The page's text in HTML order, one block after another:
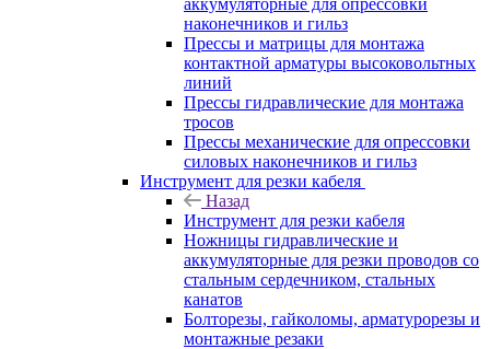
аккумуляторные для опрессовки
наконечников и гильз
Прессы и матрицы для монтажа
контактной арматуры высоковольтных
линий
Прессы гидравлические для монтажа
тросов
Прессы механические для опрессовки
силовых наконечников и гильз
Инструмент для резки кабеля
Назад
Инструмент для резки кабеля
Ножницы гидравлические и
аккумуляторные для резки проводов со
стальным сердечником, стальных
канатов
Болторезы, гайколомы, арматурорезы и
монтажные резаки